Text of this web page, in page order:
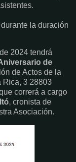
la duración
2024 tendrá
de
de Actos de la
Rica, 3 28803
correrá a cargo
, cronista de
Asociación.